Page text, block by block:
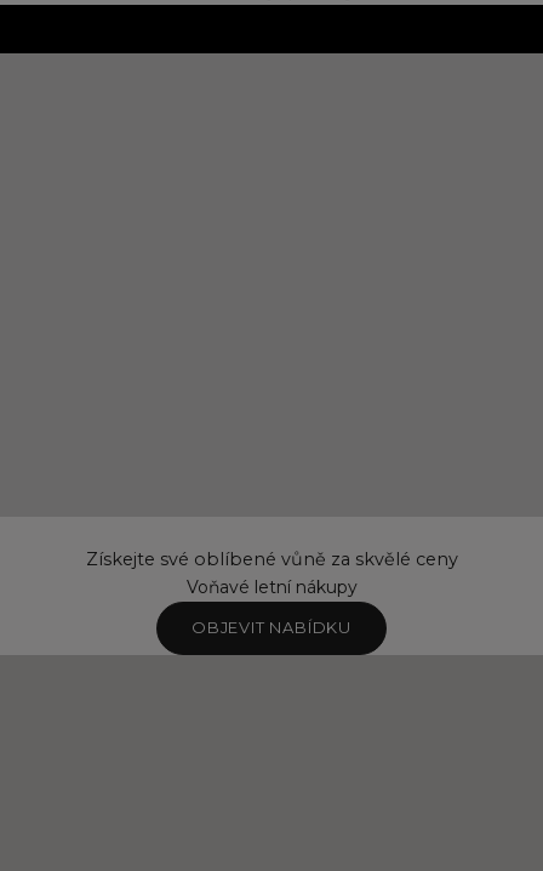
Získejte své oblíbené vůně za skvělé ceny
Voňavé letní nákupy
OBJEVIT NABÍDKU